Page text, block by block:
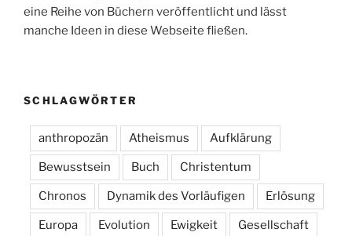
eine Reihe von Büchern veröffentlicht und lässt
manche Ideen in diese Webseite fließen.
SCHLAGWÖRTER
anthropozän Atheismus Aufklärung
Bewusstsein Buch Christentum
Chronos Dynamik des Vorläufigen Erlösung
Europa Evolution Ewigkeit Gesellschaft